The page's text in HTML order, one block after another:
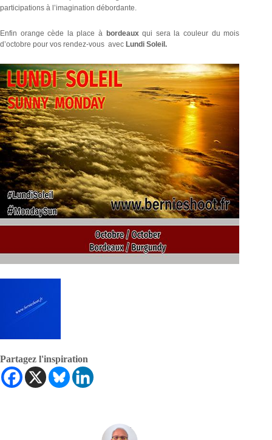
participations à l’imagination débordante.
Enfin orange cède la place à bordeauxqui sera la couleur du mois
d’octobre pour vos rendez-vous avec Lundi Soleil.
Partagez l'inspiration